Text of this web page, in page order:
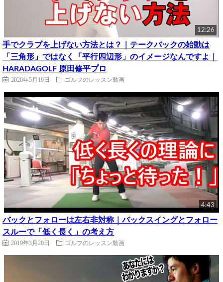
12:26
手でクラブを上げない方法とは？｜テークバックの始動は
「三角形」ではなく「平行四辺形」のイメージなんですよ｜
HARADAGOLF 原田修平プロ
2020年5月19日 ゴルフのレッスン動画
4:43
バックとフォローは左右非対称｜バックスイングとフォロー
スルーで「低く長く」の考え方
2019年3月20日 ゴルフのレッスン動画